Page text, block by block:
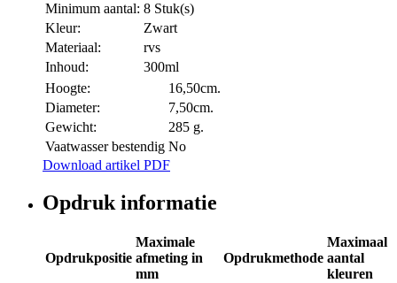
Minimum aantal: 8 Stuk(s)
Kleur:
Zwart
Materiaal:
rvs
Inhoud:
300ml
Hoogte:
16,50cm.
Diameter:
7,50cm.
Gewicht:
285 g.
Vaatwasser bestendig No
Download artikel PDF
Opdruk informatie
Opdrukpositie
Maximale
afmeting in
mm
Opdrukmethode
Maximaal
aantal
kleuren